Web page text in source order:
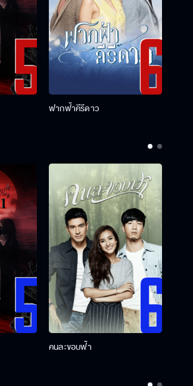
ฟากฟ้าคีรีดาว
คนละขอบฟ้า